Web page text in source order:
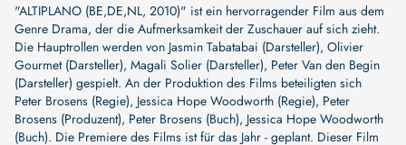
"ALTIPLANO (BE,DE,NL, 2010)" ist ein hervorragender Film aus dem
Genre Drama, der die Aufmerksamkeit der Zuschauer auf sich zieht.
Die Hauptrollen werden von Jasmin Tabatabai (Darsteller), Olivier
Gourmet (Darsteller), Magali Solier (Darsteller), Peter Van den Begin
(Darsteller) gespielt. An der Produktion des Films beteiligten sich
Peter Brosens (Regie), Jessica Hope Woodworth (Regie), Peter
Brosens (Produzent), Peter Brosens (Buch), Jessica Hope Woodworth
(Buch). Die Premiere des Films ist für das Jahr - geplant. Dieser Film